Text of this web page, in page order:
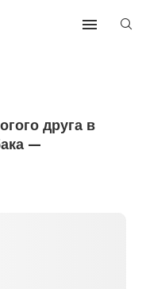
друга в
—